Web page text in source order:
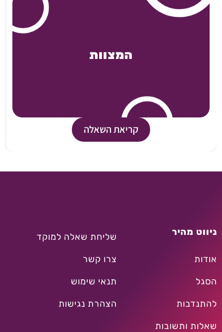
המצוות
קריאת השאלה
ניווט מהיר
אודות
הסגל
להתנדבות
שאלות ותשובות
שליחת שאלה למוקד
צרו קשר
תנאי שימוש
הצהרת נגישות